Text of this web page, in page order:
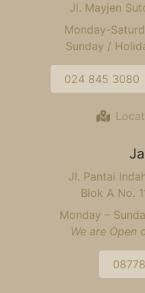
Jl. Mayjen
Monday-
Sunday /
024 845 3080
Jl. Pantai
Blok A No.
Monday –
We are Open